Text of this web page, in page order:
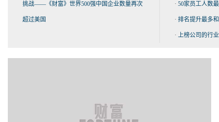
挑战——《财富》世界500强中国企业数量再次
超过美国
· 50家员工人数
· 排名提升最多
· 上榜公司的行